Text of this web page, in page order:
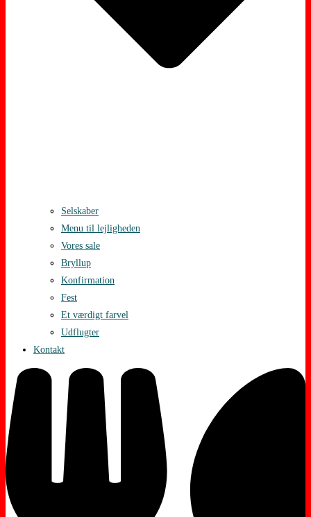
Selskaber
Menu til lejligheden
Vores sale
Bryllup
Konfirmation
Fest
Et værdigt farvel
Udflugter
Kontakt